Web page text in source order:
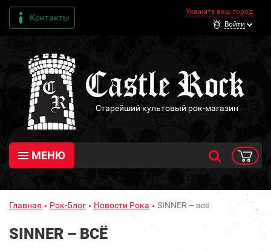
Контакты
Укажите ваш город
Войти
Старейший культовый рок-магазин
МЕНЮ
Главная Рок-Блог Новости Рока SINNER – всё
SINNER – ВСЁ